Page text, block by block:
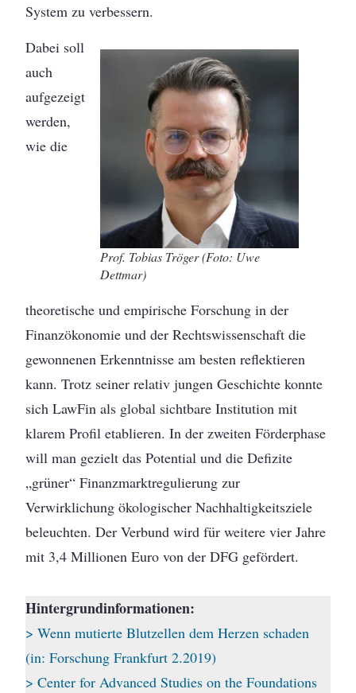
System zu verbessern.
Prof. Tobias Tröger (Foto: Uwe
Dettmar)
Dabei soll
auch
aufgezeigt
werden,
wie die
theoretische und empirische Forschung in der
Finanzökonomie und der Rechtswissenschaft die
gewonnenen Erkenntnisse am besten reflektieren
kann. Trotz seiner relativ jungen Geschichte konnte
sich LawFin als global sichtbare Institution mit
klarem Profil etablieren. In der zweiten Förderphase
will man gezielt das Potential und die Defizite
„grüner“ Finanzmarktregulierung zur
Verwirklichung ökologischer Nachhaltigkeitsziele
beleuchten. Der Verbund wird für weitere vier Jahre
mit 3,4 Millionen Euro von der DFG gefördert.
Hintergrundinformationen:
> Wenn mutierte Blutzellen dem Herzen schaden
(in: Forschung Frankfurt 2.2019)
> Center for Advanced Studies on the Foundations